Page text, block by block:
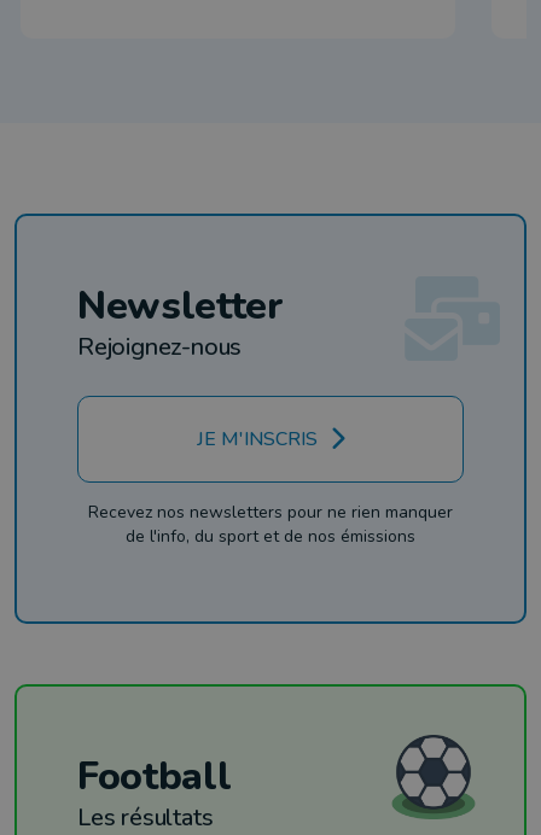
Newsletter
Rejoignez-nous
JE M'INSCRIS
Recevez nos newsletters pour ne rien manquer
de l'info, du sport et de nos émissions
Football
Les résultats